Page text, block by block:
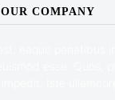
OUR COMPANY